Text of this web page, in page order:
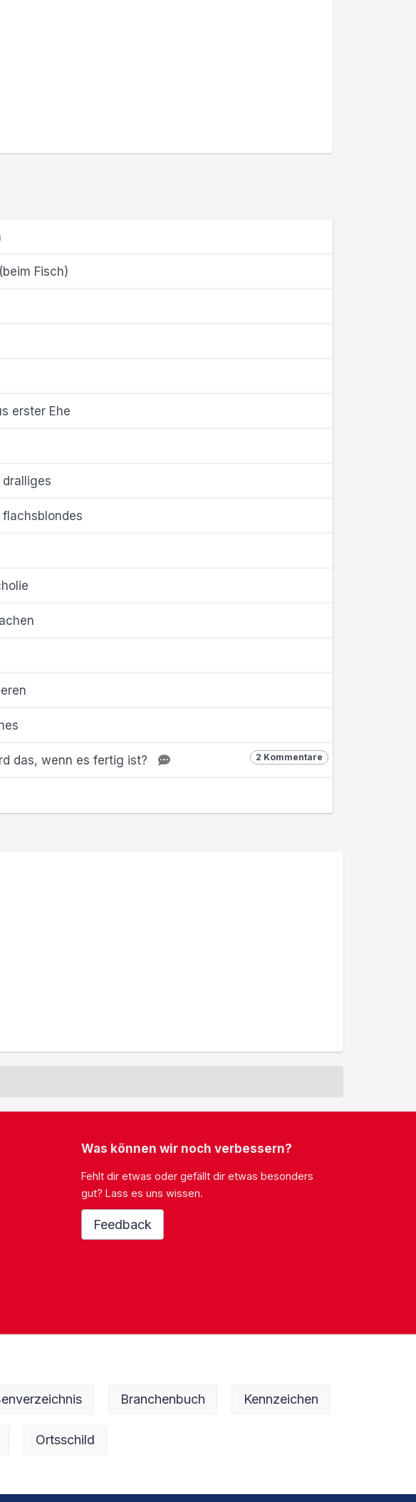
Fisch)
erster Ehe
dralliges
flachsblondes
2 Kommentare
das, wenn es fertig ist?
Was können wir noch verbessern?
Fehlt dir etwas oder gefällt dir etwas besonders
gut? Lass es uns wissen.
Feedback
Branchenbuch Kennzeichen
Ortsschild